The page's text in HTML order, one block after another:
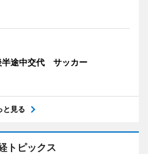
半途中交代 サッカー
と見る
トピックス